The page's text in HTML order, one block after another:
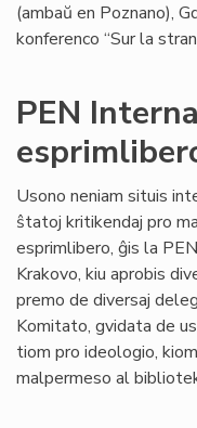
(ambaŭ en Poznano),
konferenco “Sur la
PEN
Usono neniam situis
ŝtatoj kritikendaj pro
esprimlibero, ĝis la
Krakovo, kiu aprobis
premo de diversaj
Komitato, gvidata de
tiom pro ideologio,
malpermeso al